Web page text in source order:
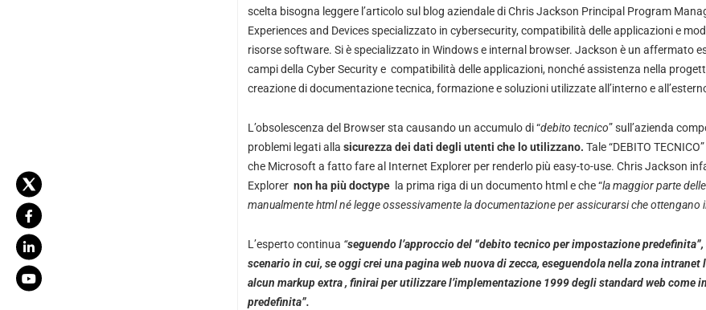
scelta bisogna leggere l’articolo sul blog aziendale di Chris Jackson Principal Program
Experiences and Devices specializzato in cybersecurity, compatibilità delle applicazioni e
risorse software. Si è specializzato in Windows e internal browser. Jackson è un affermato
campi della Cyber Security e compatibilità delle applicazioni, nonché assistenza nella
creazione di documentazione tecnica, formazione e soluzioni utilizzate all’interno e
L’obsolescenza del Browser sta causando un accumulo di “debito tecnico” sull’azienda
problemi legati alla sicurezza dei dati degli utenti che lo utilizzano. Tale “DEBITO
che Microsoft a fatto fare al Internet Explorer per renderlo più easy-to-use. Chris Jackson
Explorer non ha più doctypela prima riga di un documento html e che “la maggior parte
manualmente html né legge ossessivamente la documentazione per assicurarsi che ottengano
L’esperto continua “seguendo l’approccio del “debito tecnico per impostazione
scenario in cui, se oggi crei una pagina web nuova di zecca, eseguendola nella zona intranet
alcun markup extra , finirai per utilizzare l’implementazione 1999 degli standard web come
predefinita”.